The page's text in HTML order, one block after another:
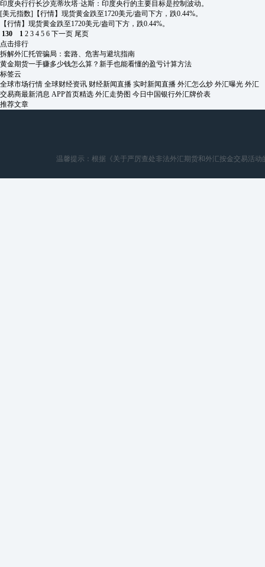
印度央行行长沙克蒂坎塔·达斯：印度央行的主要目标是控制波动。
[美元指数] 【行情】现货黄金跌至1720美元/盎司下方，跌0.44%。
【行情】现货黄金跌至1720美元/盎司下方，跌0.44%。
130
1 2 3 4 5 6 下一页 尾页
点击排行
拆解外汇托管骗局：套路、危害与避坑指南
黄金期货一手赚多少钱怎么算？新手也能看懂的盈亏计算方法
标签云
全球市场行情 全球财经资讯 财经新闻直播 实时新闻直播 外汇怎么炒 外汇曝光 外汇
交易商最新消息 APP首页精选 外汇走势图 今日中国银行外汇牌价表
推荐文章
温馨提示：根据《关于严厉查处非法外汇期货和外汇按金交易活